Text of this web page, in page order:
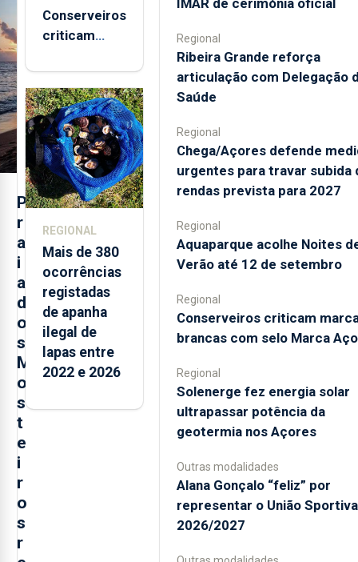
P
r
a
i
a
d
o
s
M
o
s
t
e
i
r
o
s
r
Conserveiros
criticam
brancas com
selo Marca
Açores
REGIONAL
Mais de 380
ocorrências
registadas
de apanha
ilegal de
lapas entre
2022 e 2026
Regional
Ribeira Grande reforça
articulação com Delegação
Saúde
Regional
Chega/Açores defende
urgentes para travar subida
rendas prevista para 2027
Regional
Aquaparque acolhe Noites
Verão até 12 de setembro
Regional
Conserveiros criticam
brancas com selo Marca
Regional
Solenerge fez energia solar
ultrapassar potência da
geotermia nos Açores
Outras modalidades
Alana Gonçalo “feliz” por
representar o União
2026/2027